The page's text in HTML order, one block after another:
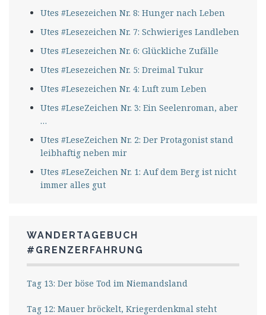
Utes #Lesezeichen Nr. 8: Hunger nach Leben
Utes #Lesezeichen Nr. 7: Schwieriges Landleben
Utes #Lesezeichen Nr. 6: Glückliche Zufälle
Utes #Lesezeichen Nr. 5: Dreimal Tukur
Utes #Lesezeichen Nr. 4: Luft zum Leben
Utes #LeseZeichen Nr. 3: Ein Seelenroman, aber
…
Utes #LeseZeichen Nr. 2: Der Protagonist stand
leibhaftig neben mir
Utes #LeseZeichen Nr. 1: Auf dem Berg ist nicht
immer alles gut
WANDERTAGEBUCH
#GRENZERFAHRUNG
Tag 13: Der böse Tod im Niemandsland
Tag 12: Mauer bröckelt, Kriegerdenkmal steht